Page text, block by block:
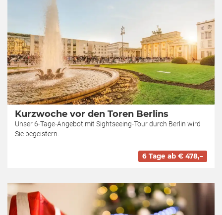
Kurzwoche vor den Toren Berlins
Unser 6-Tage-Angebot mit Sightseeing-Tour durch Berlin wird
Sie begeistern.
6 Tage ab € 478,–